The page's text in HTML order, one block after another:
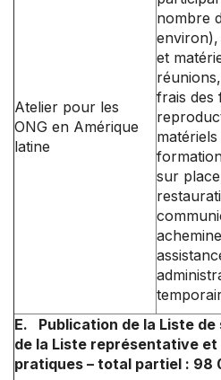
Atelier pour les
ONG en Amérique
latine
nombre
environ),
et
frais des
matériels
sur
E. Publication de la Liste
de la Liste représentative et
pratiques – total partiel : 98